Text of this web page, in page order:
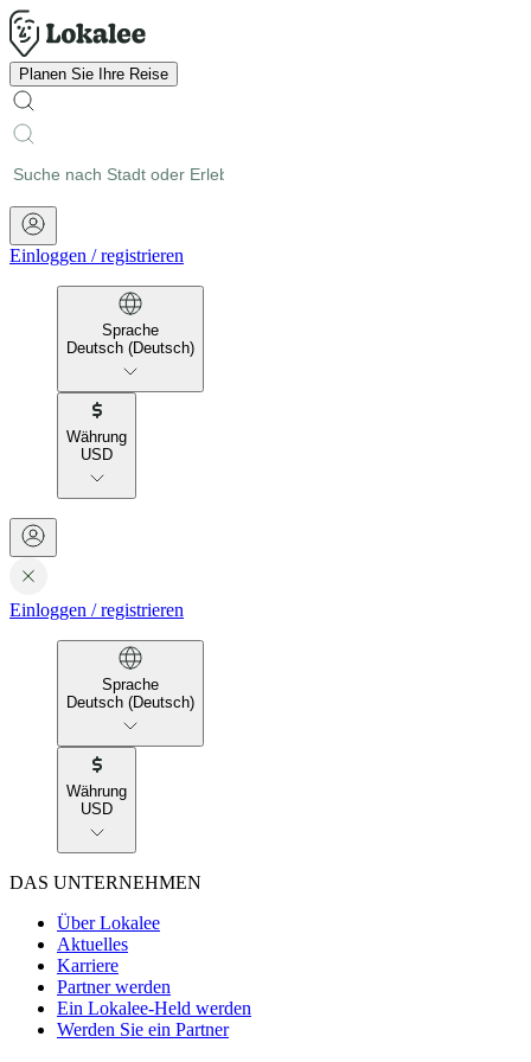
Planen Sie Ihre Reise
Einloggen /registrieren
Sprache
Deutsch (Deutsch)
Währung
USD
Einloggen /registrieren
Sprache
Deutsch (Deutsch)
Währung
USD
DAS UNTERNEHMEN
Über Lokalee
Aktuelles
Karriere
Partner werden
Ein Lokalee-Held werden
Werden Sie ein Partner